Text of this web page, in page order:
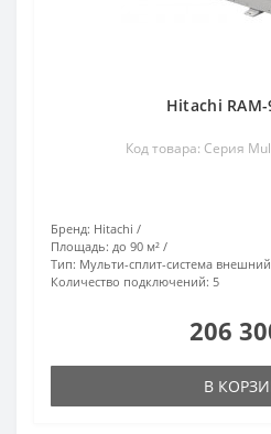
Hitachi RAM-
Код товара: Серия
Бренд: Hitachi
Площадь: до 90 м²
Тип: Мульти-сплит-система
Количество подключений: 5
206
В